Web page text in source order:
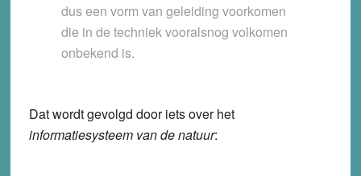
dus een vorm van geleiding voorkomen
die in de techniek vooralsnog volkomen
onbekend is.
Dat wordt gevolgd door iets over het
informatiesysteem van de natuur: